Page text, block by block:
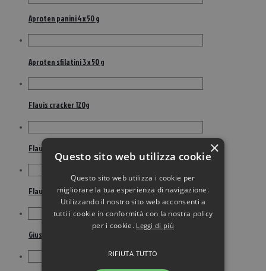
Aproten panini 4 x 50 g
Aproten sfilatini 3 x 50 g
Flavis cracker 120g
Flavis fette biscottate aproteiche 300 g
Flavis taralli al rosmarino 80g
Giusto aproteico fette biscottate 250 g
×
Questo sito web utilizza cookie
Questo sito web utilizza i cookie per
migliorare la tua esperienza di navigazione.
Utilizzando il nostro sito web acconsenti a
tutti i cookie in conformità con la nostra policy
per i cookie. Leggi di più
RIFIUTA TUTTO